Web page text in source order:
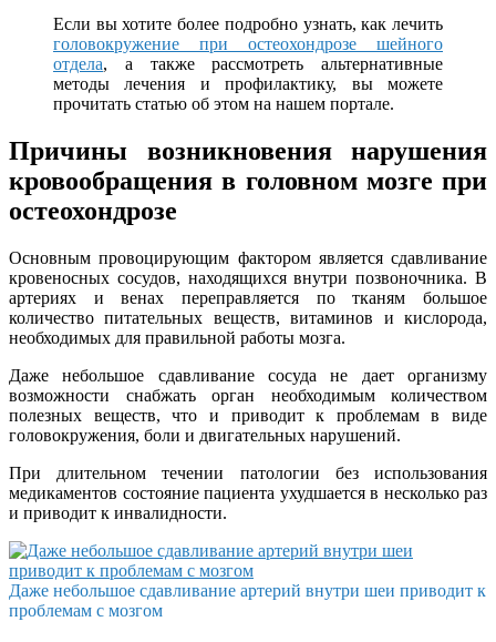
Если вы хотите более подробно узнать, как лечить
головокружение при остеохондрозе шейного
отдела, а также рассмотреть альтернативные
методы лечения и профилактику, вы можете
прочитать статью об этом на нашем портале.
Причины возникновения нарушения
кровообращения в головном мозге при
остеохондрозе
Основным провоцирующим фактором является сдавливание
кровеносных сосудов, находящихся внутри позвоночника. В
артериях и венах переправляется по тканям большое
количество питательных веществ, витаминов и кислорода,
необходимых для правильной работы мозга.
Даже небольшое сдавливание сосуда не дает организму
возможности снабжать орган необходимым количеством
полезных веществ, что и приводит к проблемам в виде
головокружения, боли и двигательных нарушений.
При длительном течении патологии без использования
медикаментов состояние пациента ухудшается в несколько раз
и приводит к инвалидности.
Даже небольшое сдавливание артерий внутри шеи приводит к
проблемам с мозгом